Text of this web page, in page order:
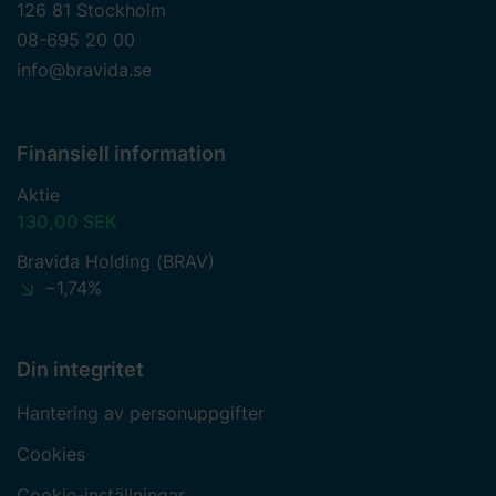
126 81 Stockholm
08-695 20 00
info@bravida.se
Finansiell information
Aktie
130,00 SEK
Bravida Holding (BRAV)
−1,74%
Din integritet
Hantering av personuppgifter
Cookies